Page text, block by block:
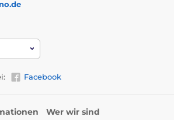
Facebook
Wer wir sind